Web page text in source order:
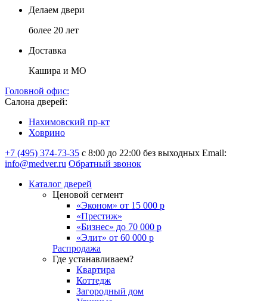
Делаем двери
более 20 лет
Доставка
Кашира и МО
Головной офис:
Салона дверей:
Нахимовский пр-кт
Ховрино
+7 (495) 374-73-35 с 8:00 до 22:00 без выходных Email:
info@medver.ru Обратный звонок
Каталог дверей
Ценовой сегмент
«Эконом» от 15 000 р
«Престиж»
«Бизнес» до 70 000 р
«Элит» от 60 000 р
Распродажа
Где устанавливаем?
Квартира
Коттедж
Загородный дом